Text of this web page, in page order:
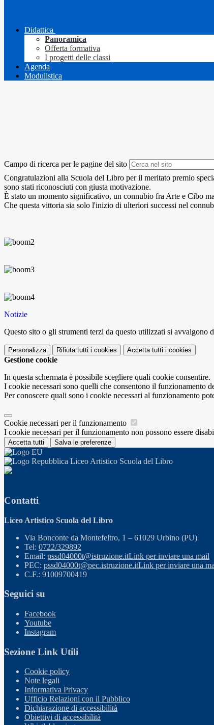
Didattica
Panoramica
Offerta formativa
I progetti delle classi
Agenda
Modulistica
Campo di ricerca per le pagine del sito
Congratulazioni alla Scuola del Libro per il meritato premio
sono stati riconosciuti con giusta motivazione.
È stato un momento significativo, un connubio fra Arte e Cibo
Che questa vittoria sia solo l'inizio di ulteriori successi nel
Notizie
Questo sito o gli strumenti terzi da questo utilizzati si
Personalizza Rifiuta tutti i cookies Accetta tutti i cookies
Gestione cookie
In questa schermata è possibile scegliere quali cookie consentire.
I cookie necessari sono quelli che consentono il funzionamento
Per conoscere quali sono i cookie necessari al funzionamento
Cookie necessari per il funzionamento
I cookie necessari per il funzionamento non possono essere
Accetta tutti Salva le preferenze
Liceo Artistico Scuola del Libro
Contatti
Liceo Artistico Scuola del Libro
Via Bonconte da Montefeltro, 1 – 61029 Urbino (PU)
Tel: 0722/329892
Email: pssd04000t@istruzione.itLink per inviare una mail
PEC: pssd04000t@pec.istruzione.itLink per inviare una
C.F.: 91009700419
Seguici su
Facebook
Youtube
Instagram
Sezione Link Utili
Cookie policy
Note legali
Informativa Privacy
Ufficio Relazioni con il Pubblico
Dichiarazione di accessibilità
Obiettivi di accessibilità